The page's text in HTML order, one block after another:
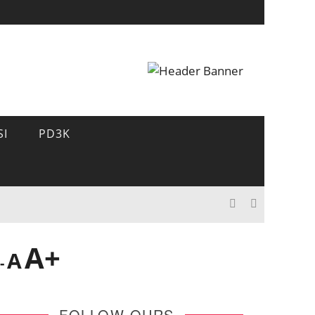
PD3K
AA+